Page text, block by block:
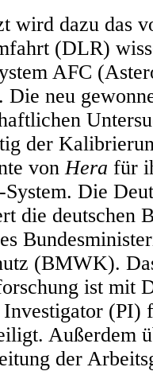
wird dazu das
(DLR)
AFC
Die neu
der
vonHera für
Die
die deutschen
(BMWK).
ist mit
(PI)
Außerdem
der